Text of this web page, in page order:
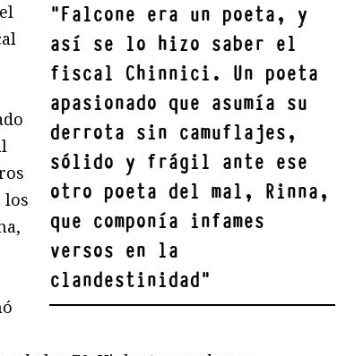
"Falcone era un poeta, y
así se lo hizo saber el
fiscal Chinnici. Un poeta
apasionado que asumía su
derrota sin camuflajes,
sólido y frágil ante ese
otro poeta del mal, Rinna,
que componía infames
versos en la
clandestinidad"
los